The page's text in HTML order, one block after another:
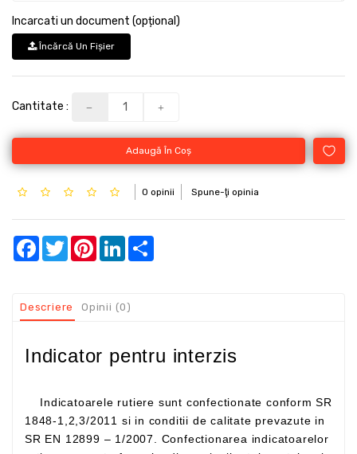
Incarcati un document (opțional)
Încărcă Un Fişier
Cantitate :
Adaugă În Coş
0 opinii Spune-ţi opinia
Facebook
TwitterPinterestLinkedIn
Descriere Opinii (0)
Indicator pentru interzis
Indicatoarele rutiere sunt confectionate conform SR
1848-1,2,3/2011 si in conditii de calitate prevazute in
SR EN 12899 – 1/2007. Confectionarea indicatoarelor